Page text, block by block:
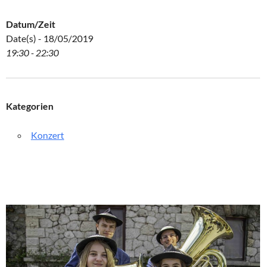
Datum/Zeit
Date(s) - 18/05/2019
19:30 - 22:30
Kategorien
Konzert